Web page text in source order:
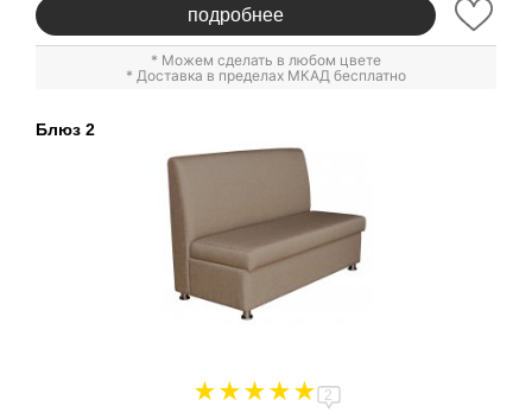
подробнее
* Можем сделать в любом цвете
* Доставка в пределах МКАД бесплатно
Блюз 2
2